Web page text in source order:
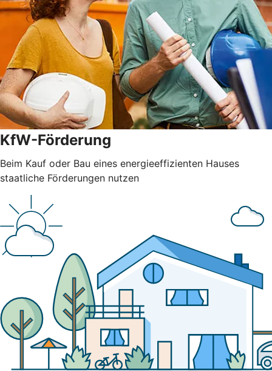
KfW-Förderung
Beim Kauf oder Bau eines energieeffizienten Hauses
staatliche Förderungen nutzen